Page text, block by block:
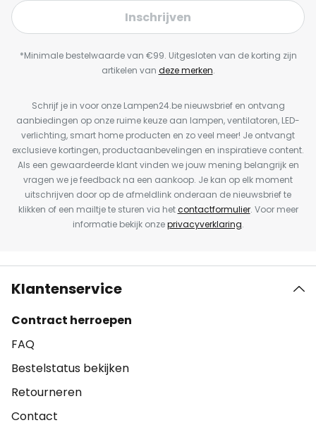
Inschrijven
*Minimale bestelwaarde van €99. Uitgesloten van de korting zijn
artikelen van deze merken.
Schrijf je in voor onze Lampen24.be nieuwsbrief en ontvang
aanbiedingen op onze ruime keuze aan lampen, ventilatoren, LED-
verlichting, smart home producten en zo veel meer! Je ontvangt
exclusieve kortingen, productaanbevelingen en inspiratieve content.
Als een gewaardeerde klant vinden we jouw mening belangrijk en
vragen we je feedback na een aankoop. Je kan op elk moment
uitschrijven door op de afmeldlink onderaan de nieuwsbrief te
klikken of een mailtje te sturen via hetcontactformulier. Voor meer
informatie bekijk onzeprivacyverklaring.
Klantenservice
Contract herroepen
FAQ
Bestelstatus bekijken
Retourneren
Contact